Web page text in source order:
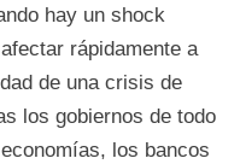
hay un shock
rápidamente a
de una crisis de
los gobiernos de todo
los bancos